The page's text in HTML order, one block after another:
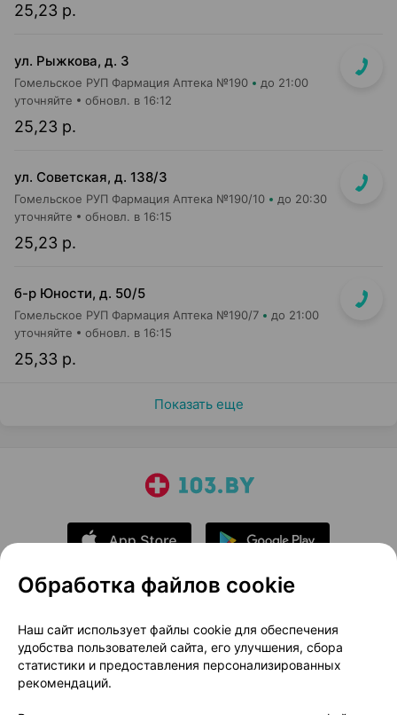
25,23 р.
ул. Рыжкова, д. 3
Гомельское РУП Фармация Аптека №190 до 21:00
25,23 р.
уточняйте обновл. в 16:12
ул. Советская, д. 138/3
Гомельское РУП Фармация Аптека №190/10 до 20:30
25,23 р.
уточняйте обновл. в 16:15
б-р Юности, д. 50/5
Гомельское РУП Фармация Аптека №190/7 до 21:00
25,33 р.
уточняйте обновл. в 16:15
Показать еще
О проекте
Новости проекта
Размещение рекламы
Медицинский маркетинг
Публичный договор
Доставка
Обработка файлов cookie
Наш сайт использует файлы cookie для обеспечения
удобства пользователей сайта, его улучшения, сбора
статистики и предоставления персонализированных
рекомендаций.